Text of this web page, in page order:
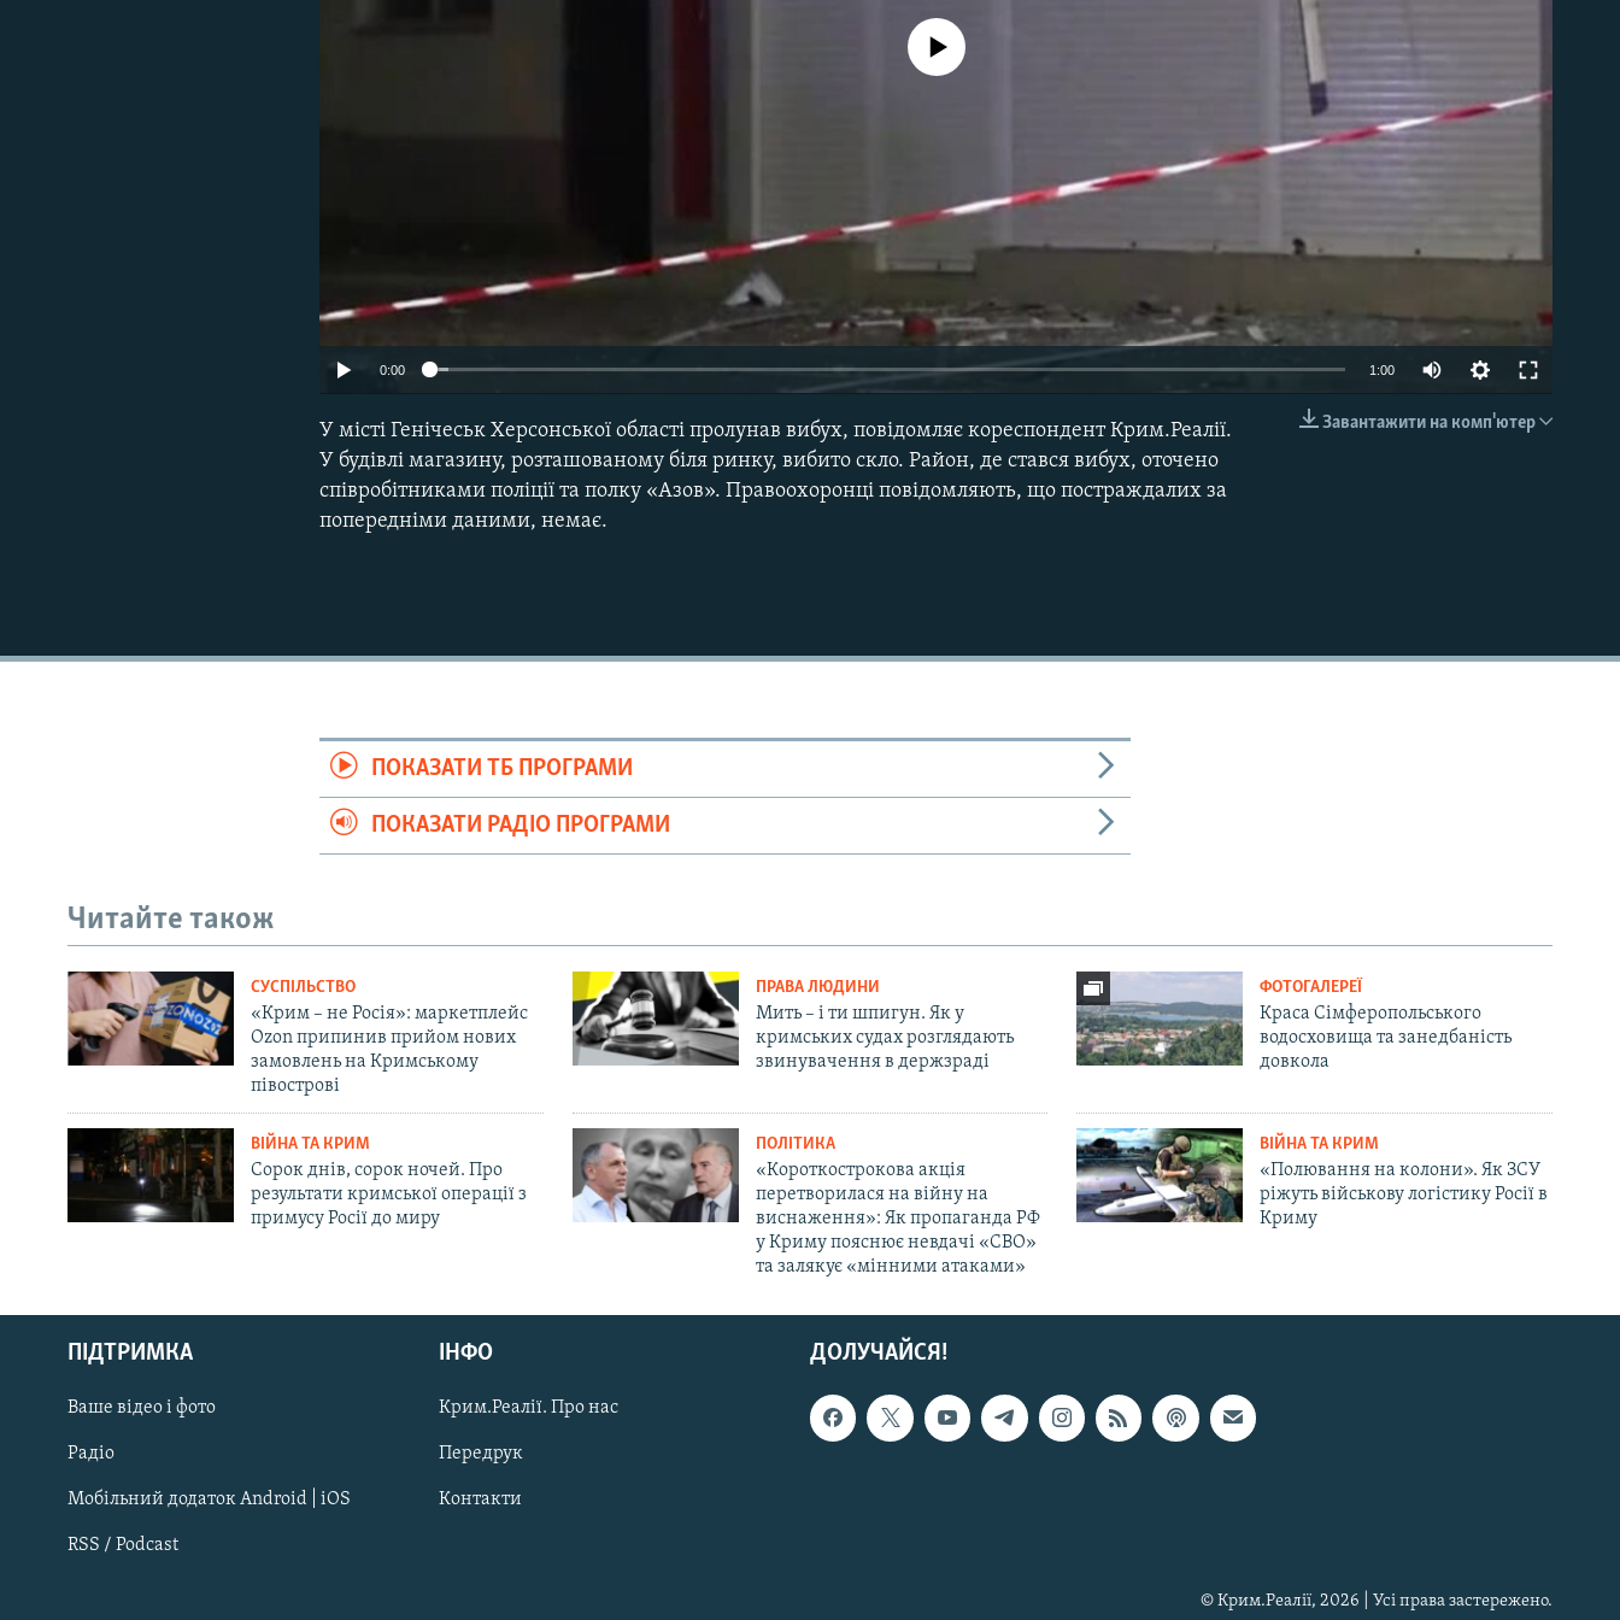
Русский
Qırımtatar
ДОЛУЧАЙСЯ!
No media source currently available
0:00 1:00
Завантажити на комп'ютер
У місті Генічеськ Херсонської області пролунав вибух, повідомляє кореспондент Крим.Реалії.
У будівлі магазину, розташованому біля ринку, вибито скло. Район, де стався вибух, оточено
співробітниками поліції та полку «Азов». Правоохоронці повідомляють, що постраждалих за
попередніми даними, немає.
ПОКАЗАТИ ТБ ПРОГРАМИ
ПОКАЗАТИ РАДІО ПРОГРАМИ
Читайте також
СУСПІЛЬСТВО
«Крим – не Росія»: маркетплейс
Ozon припинив прийом нових
замовлень на Кримському
півострові
ПРАВА ЛЮДИНИ
Мить – і ти шпигун. Як у
кримських судах розглядають
звинувачення в держзраді
ФОТОГАЛЕРЕЇ
Краса Сімферопольського
водосховища та занедбаність
довкола
ВІЙНА ТА КРИМ
Сорок днів, сорок ночей. Про
результати кримської операції з
примусу Росії до миру
ПОЛІТИКА
«Короткострокова акція
перетворилася на війну на
виснаження»: Як пропаганда РФ
у Криму пояснює невдачі «СВО»
та залякує «мінними атаками»
ВІЙНА ТА КРИМ
«Полювання на колони». Як ЗСУ
ріжуть військову логістику Росії в
Криму
ДОЛУЧАЙСЯ!
ПІДТРИМКА
Ваше відео і фото
Радіо
Мобільний додаток Android | iOS
RSS / Podcast
ІНФО
Крим.Реалії. Про нас
Передрук
Контакти
© Крим.Реалії, 2026 | Усі права застережено.